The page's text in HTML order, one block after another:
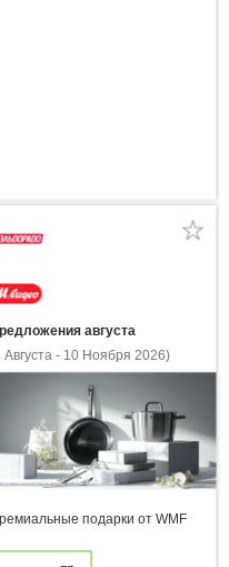
августа
Августа - 10 Ноября 2026)
подарки от WMF